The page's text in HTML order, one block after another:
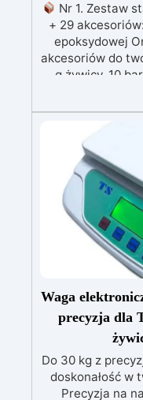
Nr 1. Zestaw
+ 29
epoksydowej
akcesoriów do
g żywicy, 10
Nr 2. Zestaw
+ 100
epoksydowej
akcesoriów do
g żywicy, 12
kwiaty,
końcówki
Waga
precyzja dla
Do 30 kg z
doskonałość w
Precyzja na